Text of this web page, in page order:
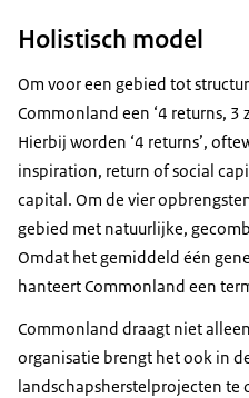
Holistisch model
Om voor een gebied tot
Commonland een ‘4 returns,
Hierbij worden ‘4 returns’,
inspiration, return of social
capital. Om de vier
gebied met natuurlijke,
Omdat het gemiddeld één
hanteert Commonland een
Commonland draagt niet
organisatie brengt het ook in
landschapsherstelprojecten te